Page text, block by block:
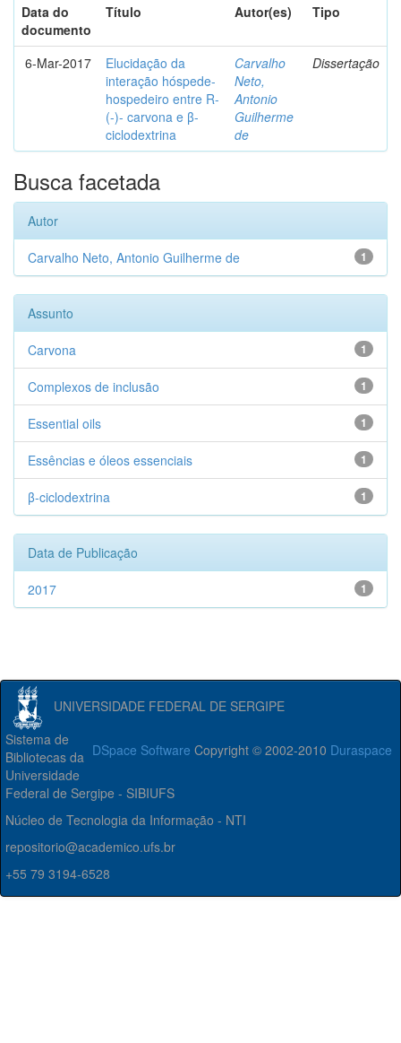
Data do
documento
Título Autor(es) Tipo
6-Mar-2017
Elucidação da
interação hóspede-
hospedeiro entre R-
(-)- carvona e β-
ciclodextrina
Carvalho
Neto,
Antonio
Guilherme
de
Dissertação
Busca facetada
Autor
1
Carvalho Neto, Antonio Guilherme de
Assunto
1
Carvona
1
Complexos de inclusão
1
Essential oils
1
Essências e óleos essenciais
1
β-ciclodextrina
Data de Publicação
1
2017
UNIVERSIDADE FEDERAL DE SERGIPE
DSpace Software Copyright © 2002-2010 Duraspace
Sistema de
Bibliotecas da
Universidade
Federal de Sergipe - SIBIUFS
Núcleo de Tecnologia da Informação - NTI
repositorio@academico.ufs.br
+55 79 3194-6528